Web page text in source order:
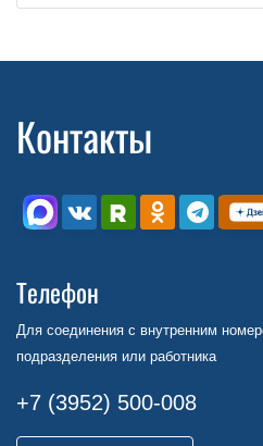
Контакты
Телефон
Для соединения с внутренним
подразделения или работника
+7 (3952) 500-008